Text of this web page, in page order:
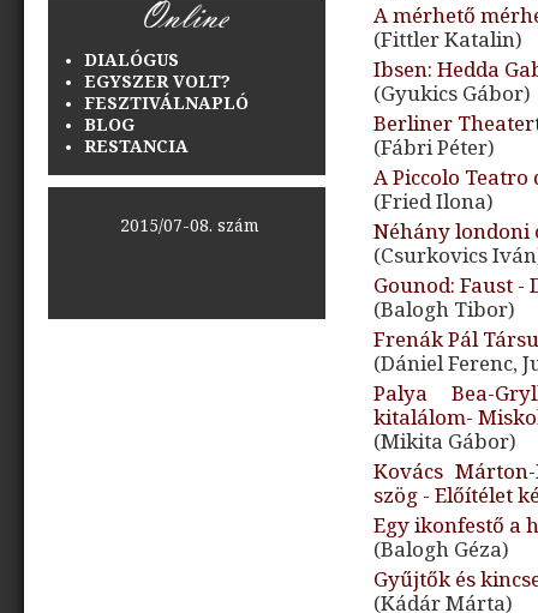
DIALÓGUS
EGYSZER VOLT?
FESZTIVÁLNAPLÓ
BLOG
RESTANCIA
2015/07-08. szám>>
A mérhető
(Fittler Katalin)
Ibsen: Hedda
(Gyukics Gábor)
Berliner
(Fábri Péter)
A Piccolo
(Fried Ilona)
Néhány londoni
(Csurkovics
Gounod: Faust -
(Balogh Tibor)
Frenák Pál
(Dániel Ferenc,
Palya Bea-
kitalálom-
(Mikita Gábor)
Kovács
szög - Előítélet
Egy ikonfestő a
(Balogh Géza)
Gyűjtők és
(Kádár Márta)